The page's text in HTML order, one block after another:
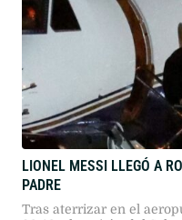
LIONEL MESSI LLEGÓ A
PADRE
Tras aterrizar en el